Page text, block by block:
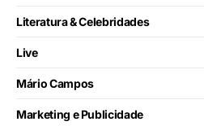
Literatura & Celebridades
Live
Mário Campos
Marketing e Publicidade